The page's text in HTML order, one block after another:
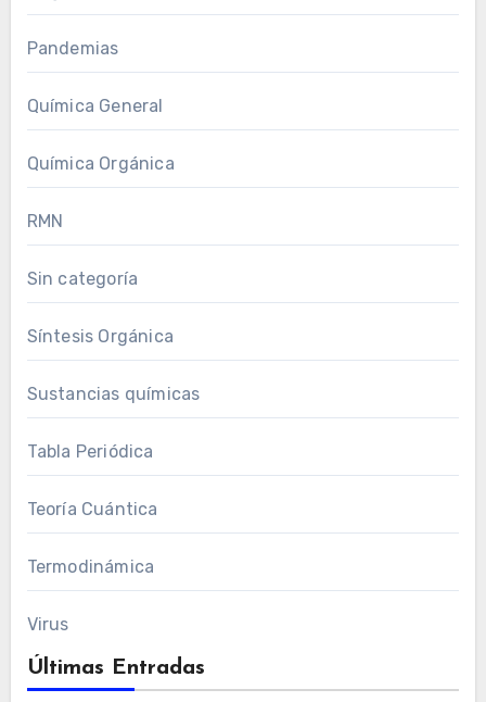
Pandemias
Química General
Química Orgánica
RMN
Sin categoría
Síntesis Orgánica
Sustancias químicas
Tabla Periódica
Teoría Cuántica
Termodinámica
Virus
Últimas Entradas